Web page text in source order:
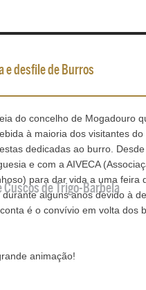
e desfile de Burros
do concelho de Mogadouro
à maioria dos visitantes
dedicadas ao burro.
e com a AIVECA
para dar vida a uma
alguns anos devido à
é o convívio em volta dos
animação!
Cuscos de Trigo-Barbela